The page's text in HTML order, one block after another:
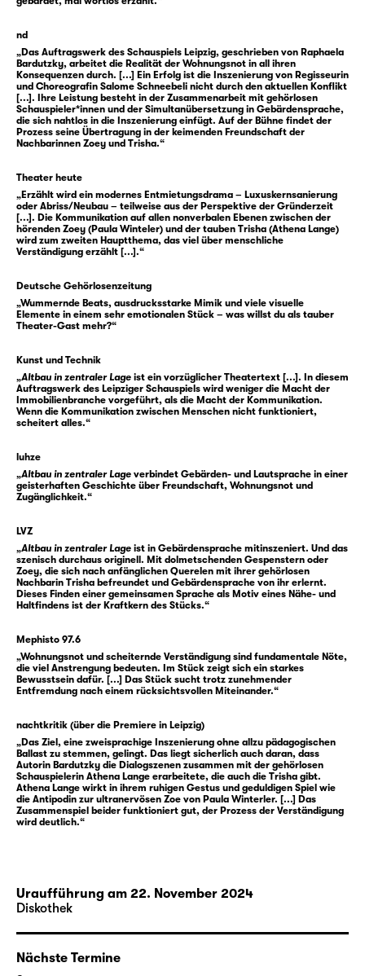
aus und Gespenster treten nun mal vermehrt
bei Leerstand auf. Als sie eines Tags im
Morgengrauen von der Arbeit nach Hause
kommt, hört sie plötzlich Musik, die sich um
ihre Glieder legt wie Schlingpflanzen in
einem unermesslichen See.
Leider denkt ihr Vermieter gar nicht an eine
Gespensterbefall sieht er vielmehr als
Chance, das kontrollierte Abbrennen des
Gebäudes zu beantragen, um danach neu
bauen und teuer verkaufen zu können.
Gegen die akustischen Angriffe der
Gespenster wehrt sich Zoey deshalb mit
lautem Techno aus ihrer Musikanlage — sehr
nimmt die Gespenstermusik nicht wahr, wohl
aber die Bässe von nebenan, mitten in der
Nacht.
Leipzig erzählt
ganz alltäglichen Grauen der Krise am
Wohnungsmarkt und mischt dabei Ästhetiken
der Clubkultur miteinander ab. Wie schon ihr
Stück „Fischer Fritz“ untersucht „Altbau in
zentraler Lage“ das Verhältnis von Sprache
und Macht — und bietet zwei verschiedenen
Fall der deutschen Lautsprache und der
Deutschen Gebärdensprache.
„Altbau in zentraler Lage“ finden Sie
Einladung in Deutscher
Gebärdet von Dolemtscherin Katja
Fischer
nd
„Das Auftragswerk des Schauspiels Leipzig, geschrieben von Raphaela
Bardutzky, arbeitet die Realität der Wohnungsnot in all ihren
Konsequenzen durch. [...] Ein Erfolg ist die Inszenierung von Regisseurin
und Choreografin Salome Schneebeli nicht durch den aktuellen Konflikt
[...]. Ihre Leistung besteht in der Zusammenarbeit mit gehörlosen
Schauspieler*innen und der Simultanübersetzung in Gebärdensprache,
die sich nahtlos in die Inszenierung einfügt. Auf der Bühne findet der
Prozess seine Übertragung in der keimenden Freundschaft der
Nachbarinnen Zoey und Trisha.“
Theater heute
„Erzählt wird ein modernes Entmietungsdrama – Luxuskernsanierung
oder Abriss/Neubau – teilweise aus der Perspektive der Gründerzeit
[...]. Die Kommunikation auf allen nonverbalen Ebenen zwischen der
hörenden Zoey (Paula Winteler) und der tauben Trisha (Athena Lange)
wird zum zweiten Hauptthema, das viel über menschliche
Verständigung erzählt [...].“
Deutsche Gehörlosenzeitung
„Wummernde Beats, ausdrucksstarke Mimik und viele visuelle
Elemente in einem sehr emotionalen Stück – was willst du als tauber
Theater-Gast mehr?“
Kunst und Technik
„Altbau in zentraler Lage ist ein vorzüglicher Theatertext [...]. In diesem
Auftragswerk des Leipziger Schauspiels wird weniger die Macht der
Immobilienbranche vorgeführt, als die Macht der Kommunikation.
Wenn die Kommunikation zwischen Menschen nicht funktioniert,
scheitert alles.“
luhze
„Altbau in zentraler Lage verbindet Gebärden- und Lautsprache in einer
geisterhaften Geschichte über Freundschaft, Wohnungsnot und
Zugänglichkeit.“
LVZ
„Altbau in zentraler Lage ist in Gebärdensprache mitinszeniert. Und das
szenisch durchaus originell. Mit dolmetschenden Gespenstern oder
Zoey, die sich nach anfänglichen Querelen mit ihrer gehörlosen
Nachbarin Trisha befreundet und Gebärdensprache von ihr erlernt.
Dieses Finden einer gemeinsamen Sprache als Motiv eines Nähe- und
Haltfindens ist der Kraftkern des Stücks.“
Mephisto 97.6
„Wohnungsnot und scheiternde Verständigung sind fundamentale Nöte,
die viel Anstrengung bedeuten. Im Stück zeigt sich ein starkes
Bewusstsein dafür. [...] Das Stück sucht trotz zunehmender
Entfremdung nach einem rücksichtsvollen Miteinander.“
nachtkritik (über die Premiere in Leipzig)
„Das Ziel, eine zweisprachige Inszenierung ohne allzu pädagogischen
Ballast zu stemmen, gelingt. Das liegt sicherlich auch daran, dass
Autorin Bardutzky die Dialogszenen zusammen mit der gehörlosen
Schauspielerin Athena Lange erarbeitete, die auch die Trisha gibt.
Athena Lange wirkt in ihrem ruhigen Gestus und geduldigen Spiel wie
die Antipodin zur ultranervösen Zoe von Paula Winterler. [...] Das
Zusammenspiel beider funktioniert gut, der Prozess der Verständigung
wird deutlich.“
Uraufführung am 22. November 2024
Diskothek
Nächste Termine